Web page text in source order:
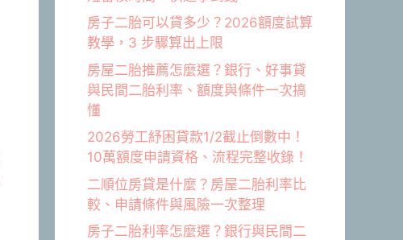
房子二胎可以貸多少？2026額度試算
教學，3 步驟算出上限
房屋二胎推薦怎麼選？銀行、好事貸
與民間二胎利率、額度與條件一次搞
懂
2026勞工紓困貸款1/2截止倒數中！
10萬額度申請資格、流程完整收錄！
二順位房貸是什麼？房屋二胎利率比
較、申請條件與風險一次整理
房子二胎利率怎麼選？銀行與民間二